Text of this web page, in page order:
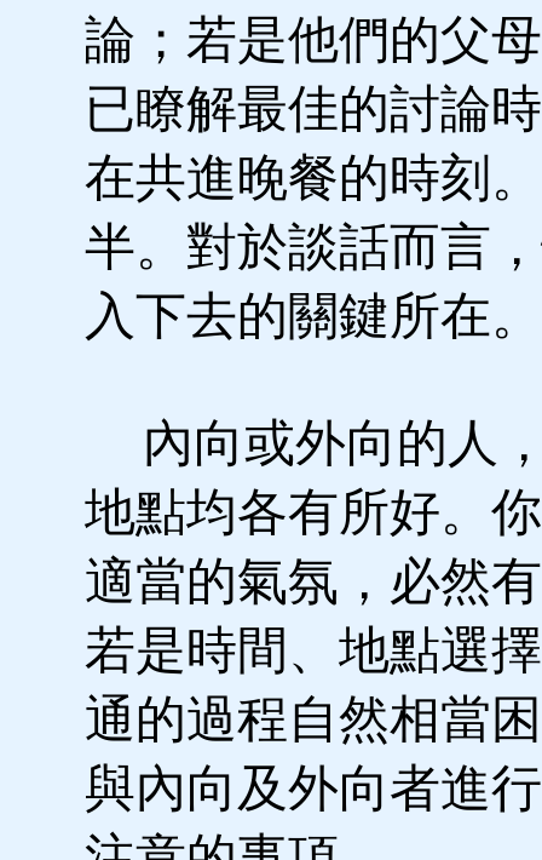
論；若是他們的父
已瞭解最佳的討論
在共進晚餐的時刻
半。對於談話而言
入下去的關鍵所在。
內向或外向的人
地點均各有所好。
適當的氣氛，必然
若是時間、地點選
通的過程自然相當
與內向及外向者進